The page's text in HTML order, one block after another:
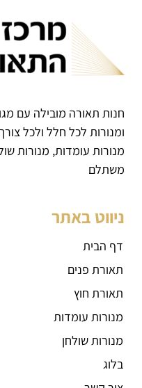
חנות תאורה מובילה עם
ומנורות לכל חלל ולכל
מנורות עומדות, מנורות
משתלם
ניווט באתר
דף הבית
תאורת פנים
תאורת חוץ
מנורות עומדות
מנורות שולחן
בלוג